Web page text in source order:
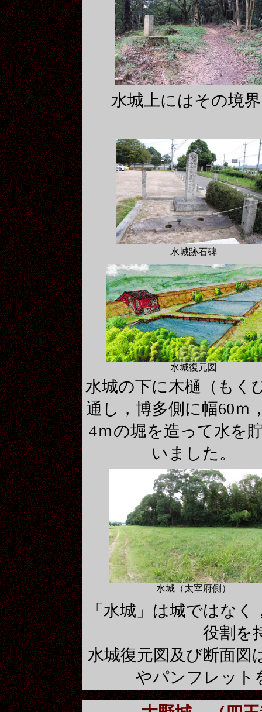
水城上にはその境
水城跡石碑
水城復元図
水城の下に木樋（もく
通し，博多側に幅60ｍ
4ｍの堀を造って水を
いました。
水城（太宰府側）
「水城」は城ではな
役割を
水城復元図及び断面図
やパンフレット